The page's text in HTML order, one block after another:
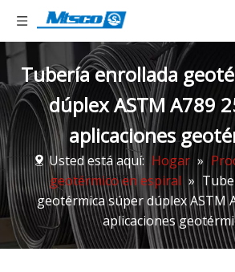
Tubería enrollada
dúplex ASTM A789
aplicaciones
Usted está aquí: Hogar »
geotérmico en espiral »
geotérmica súper dúplex ASTM
aplicaciones